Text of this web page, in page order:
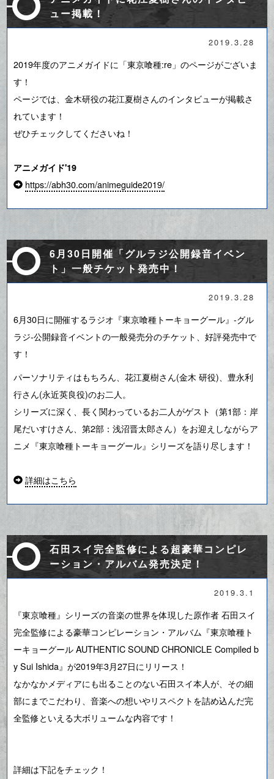
ュー掲載！
2019.3.28
2019年度のアニメガイドに「東京喰種:re」のページがございま
す！
ページでは、金木研役の花江夏樹さんのインタビューが掲載さ
れています！
ぜひチェックしてくださいね！
アニメガイド'19
https://abh30.com/animeguide2019/
6月30日開催「グルラジ公開録音イベン
ト」一般チケット発売中！
2019.3.28
6月30日に開催するラジオ『東京喰種トーキョーグール』-グル
ラジ-公開録音イベントの一般発売分のチケット、好評発売中で
す！
パーソナリティはもちろん、花江夏樹さん(金木 研役)、豊永利
行さん(永近英良役)のお二人。
シリーズに深く、長く関わっているお二人がゲスト（第1部：岸
尾だいすけさん、第2部：浅沼晋太郎さん）をお迎えしながらア
ニメ『東京喰種トーキョーグール』シリーズを語り尽します！
詳細はこちら
石田スイ完全監修による超豪華コンピレ
ーション・アルバム発売決定！
2019.3.1
『東京喰種』シリーズの音楽の世界を体現した原作者 石田スイ
完全監修による豪華コンピレーション・アルバム『東京喰種ト
ーキョーグール AUTHENTIC SOUND CHRONICLE Compiled b
y Sui Ishida』が2019年3月27日にリリース！
なかなかメディアにも出ることのない石田スイ本人が、その細
部にまでこだわり、音楽への想いやリスペクトを詰め込んだ完
全監修といえる大ボリュームな内容です！
詳細は下記をチェック！